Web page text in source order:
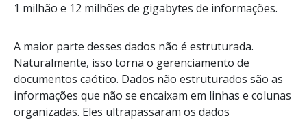
1 milhão e 12 milhões de gigabytes de informações.
A maior parte desses dados não é estruturada.
Naturalmente, isso torna o gerenciamento de
documentos caótico. Dados não estruturados são as
informações que não se encaixam em linhas e colunas
organizadas. Eles ultrapassaram os dados